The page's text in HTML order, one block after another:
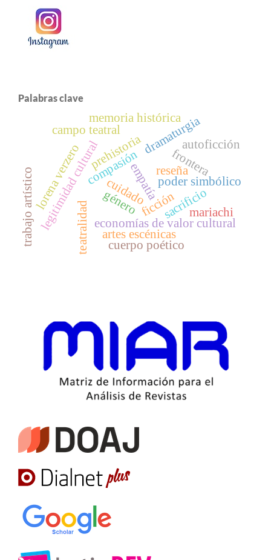
Palabras clave
frontera
compasiónempatía
teatralidad ficción
prehistoria
legitimidad cultural poder simbólico
campo teatral
economías de valor cultural
dramaturgia
artes escénicas
lorena verzero reseña
género
memoria histórica
autoficción
cuerpo poético
sacrificio
trabajo artístico cuidado
mariachi